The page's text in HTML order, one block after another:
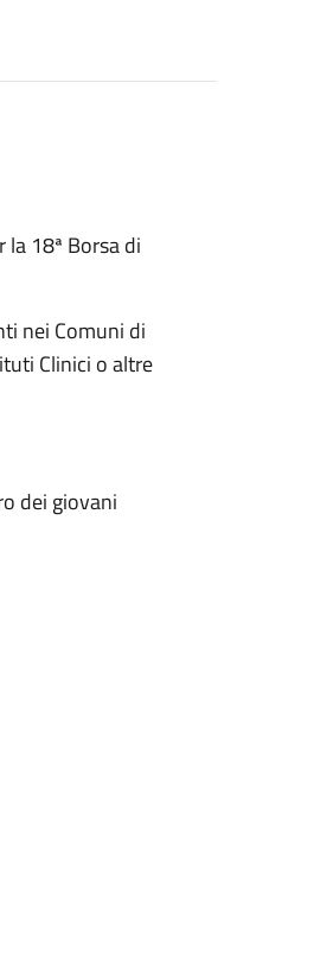
la 18ª Borsa di
nei Comuni di
Clinici o altre
dei giovani